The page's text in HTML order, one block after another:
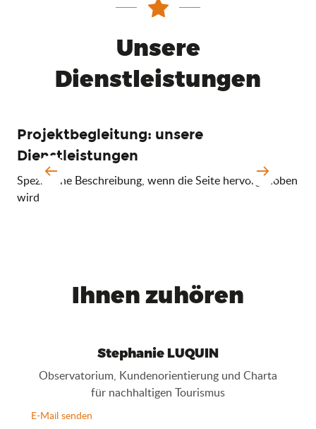
Unsere
Dienstleistungen
Projektbegleitung: unsere
Dienstleistungen
Spezifische Beschreibung, wenn die Seite hervorgehoben
wird
Ihnen zuhören
Stephanie LUQUIN
Observatorium, Kundenorientierung und Charta
für nachhaltigen Tourismus
E-Mail senden